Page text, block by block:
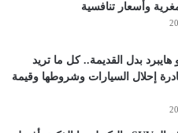
وأسعار تنافسية
هايبرد بدل القديمة.. كل ما تريد
إحلال السيارات وشروطها وقيمة